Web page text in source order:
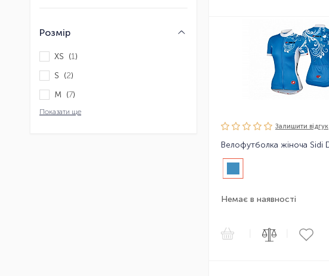
Розмір
XS (1)
S (2)
M (7)
Показати ще
Залишити вiдгук
Немає в наявності